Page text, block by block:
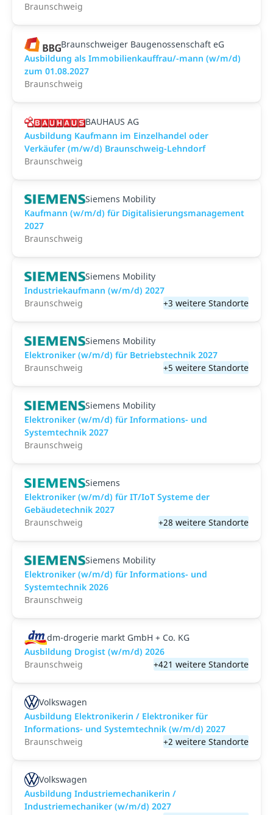
Braunschweig
Braunschweiger Baugenossenschaft eG
Ausbildung als Immobilienkauffrau/-mann (w/m/d)
zum 01.08.2027
Braunschweig
BAUHAUS AG
Ausbildung Kaufmann im Einzelhandel oder
Verkäufer (m/w/d) Braunschweig-Lehndorf
Braunschweig
Siemens Mobility
Kaufmann (w/m/d) für Digitalisierungsmanagement
2027
Braunschweig
Siemens Mobility
Industriekaufmann (w/m/d) 2027
Braunschweig
+3 weitere Standorte
Siemens Mobility
Elektroniker (w/m/d) für Betriebstechnik 2027
Braunschweig
+5 weitere Standorte
Siemens Mobility
Elektroniker (w/m/d) für Informations- und
Systemtechnik 2027
Braunschweig
Siemens
Elektroniker (w/m/d) für IT/IoT Systeme der
Gebäudetechnik 2027
Braunschweig
+28 weitere Standorte
Siemens Mobility
Elektroniker (w/m/d) für Informations- und
Systemtechnik 2026
Braunschweig
dm-drogerie markt GmbH + Co. KG
Ausbildung Drogist (w/m/d) 2026
Braunschweig
+421 weitere Standorte
Volkswagen
Ausbildung Elektronikerin / Elektroniker für
Informations- und Systemtechnik (w/m/d) 2027
Braunschweig
+2 weitere Standorte
Volkswagen
Ausbildung Industriemechanikerin /
Industriemechaniker (w/m/d) 2027